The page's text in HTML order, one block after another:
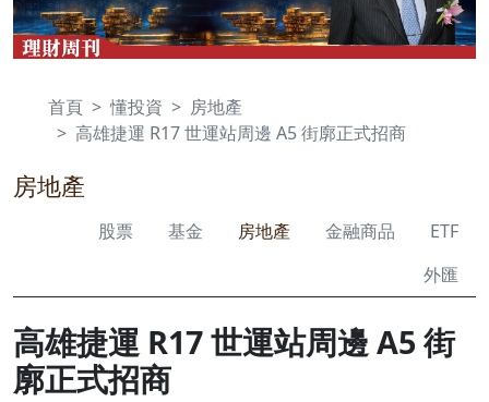
首頁 懂投資
房地產
高雄捷運 R17 世運站周邊 A5 街廓正式招商
房地產
股票 基金 房地產 金融商品
ETF
外匯
高雄捷運 R17 世運站周邊 A5 街
廓正式招商